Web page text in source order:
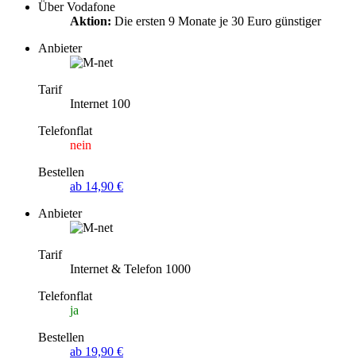
Über Vodafone
Aktion: Die ersten 9 Monate je 30 Euro günstiger
Anbieter
Tarif
Internet 100
Telefonflat
nein
Bestellen
ab 14,90 €
Anbieter
Tarif
Internet & Telefon 1000
Telefonflat
ja
Bestellen
ab 19,90 €